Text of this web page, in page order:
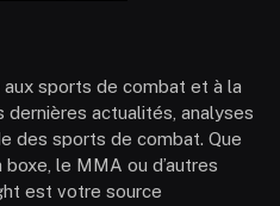
sports de combat et à la
actualités, analyses
des sports de combat. Que
le MMA ou d’autres
est votre source